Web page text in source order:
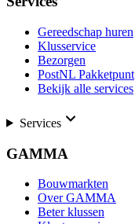
Gereedschap huren
Klusservice
Bezorgen
PostNL Pakketpunt
Bekijk alle services
Services
GAMMA
Bouwmarkten
Over GAMMA
Beter klussen